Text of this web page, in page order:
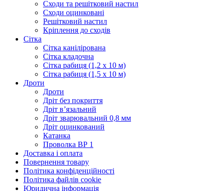
Сходи та решітковий настил
Сходи оцинковані
Решітковий настил
Кріплення до сходів
Сітка
Сітка канілірована
Сітка кладочна
Сітка рабиця (1,2 x 10 м)
Сітка рабиця (1,5 x 10 м)
Дроти
Дроти
Дріт без покриття
Дріт в’язальний
Дріт зварювальний 0,8 мм
Дріт оцинкований
Катанка
Проволка ВР 1
Доставка і оплата
Повернення товару
Політика конфіденційності
Політика файлів cookie
Юридична інформація